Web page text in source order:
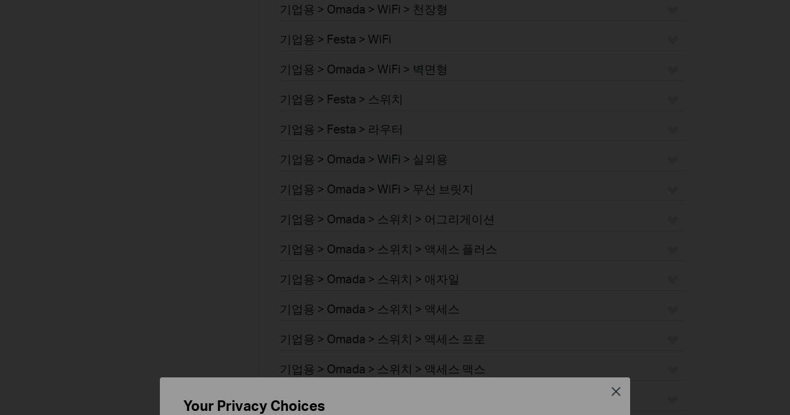
기업용 > Omada > WiFi > 천장형
기업용 > Festa > WiFi
기업용 > Omada > WiFi > 벽면형
기업용 > Festa > 스위치
기업용 > Festa > 라우터
기업용 > Omada > WiFi > 실외용
기업용 > Omada > WiFi > 무선 브릿지
기업용 > Omada > 스위치 > 어그리게이션
기업용 > Omada > 스위치 > 액세스 플러스
기업용 > Omada > 스위치 > 애자일
기업용 > Omada > 스위치 > 액세스
기업용 > Omada > 스위치 > 액세스 프로
기업용 > Omada > 스위치 > 액세스 맥스
기업용 > Omada > 스위치 > 산업용
Your Privacy Choices
Close